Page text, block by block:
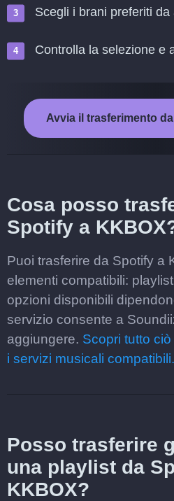
Scegli i brani preferiti
Controlla la selezione e
Avvia il trasferimento
Cosa posso
Spotify a
Puoi trasferire da Spotify a
elementi compatibili:
opzioni disponibili
servizio consente a
aggiungere. Scopri tutto
i servizi musicali compatibili.
Posso trasferire
una playlist da
KKBOX?